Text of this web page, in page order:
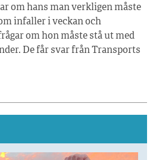
om hans man verkligen måste
infaller i veckan och
om hon måste stå ut med
De får svar från Transports